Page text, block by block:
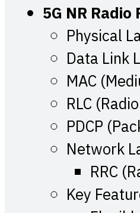
5G NR
Physical
Data Link
MAC
RLC
PDCP
Network
RRC
Key